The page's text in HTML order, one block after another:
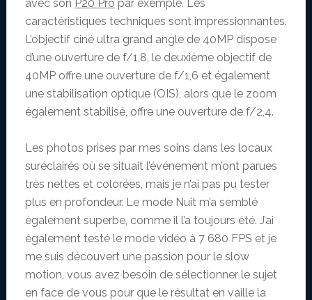
avec son P20 Pro par exemple. Les
caractéristiques techniques sont impressionnantes.
L’objectif ciné ultra grand angle de 40MP dispose
d’une ouverture de f/1,8, le deuxième objectif de
40MP offre une ouverture de f/1,6 et également
une stabilisation optique (OIS), alors que le zoom
également stabilisé, offre une ouverture de f/2,4.
Les photos prises par mes soins dans les locaux
suréclairés où se situait l’événement m’ont parues
très nettes et colorées, mais je n’ai pas pu tester
plus en profondeur. Le mode Nuit m’a semblé
également superbe, comme il l’a toujours été. J’ai
également testé le mode vidéo à 7 680 FPS et je
me suis découvert une passion pour le slow
motion, vous avez besoin de sélectionner le sujet
en face de vous pour que le résultat en vaille la